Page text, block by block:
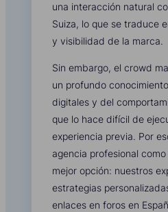
una interacción natural
Suiza, lo que se traduce
y visibilidad de la marca.
Sin embargo, el crowd
un profundo
digitales y del
que lo hace difícil de
experiencia previa. Por
agencia profesional
mejor opción: nuestros
estrategias
enlaces en foros en